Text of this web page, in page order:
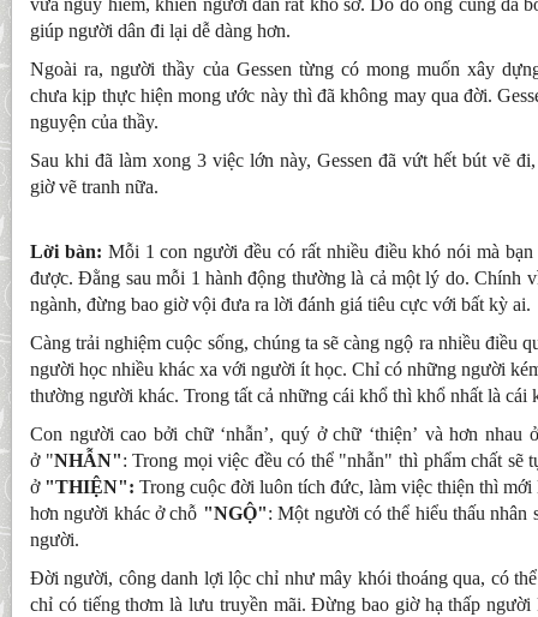
vừa nguy hiểm, khiến người dân rất khổ sở. Do đó ông cũng đã
giúp người dân đi lại dễ dàng hơn.
Ngoài ra, người thầy của Gessen từng có mong muốn xây
chưa kịp thực hiện mong ước này thì đã không may qua đời.
nguyện của thầy.
Sau khi đã làm xong 3 việc lớn này, Gessen đã vứt hết bút vẽ
giờ vẽ tranh nữa.
Lời bàn: Mỗi 1 con người đều có rất nhiều điều khó nói mà
được. Đằng sau mỗi 1 hành động thường là cả một lý do. Chính
ngành, đừng bao giờ vội đưa ra lời đánh giá tiêu cực với bất kỳ ai.
Càng trải nghiệm cuộc sống, chúng ta sẽ càng ngộ ra nhiều điều
người học nhiều khác xa với người ít học. Chỉ có những người
thường người khác. Trong tất cả những cái khổ thì khổ nhất là cái
Con người cao bởi chữ ‘nhẫn’, quý ở chữ ‘thiện’ và hơn nhau
ở "NHẪN": Trong mọi việc đều có thể "nhẫn" thì phẩm chất sẽ
ở "THIỆN": Trong cuộc đời luôn tích đức, làm việc thiện thì
hơn người khác ở chỗ "NGỘ": Một người có thể hiểu thấu nhân
người.
Đời người, công danh lợi lộc chỉ như mây khói thoáng qua, có
chỉ có tiếng thơm là lưu truyền mãi. Đừng bao giờ hạ thấp người